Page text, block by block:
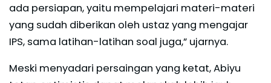
ada persiapan, yaitu mempelajari materi-materi
yang sudah diberikan oleh ustaz yang mengajar
IPS, sama latihan-latihan soal juga,” ujarnya.
Meski menyadari persaingan yang ketat, Abiyu